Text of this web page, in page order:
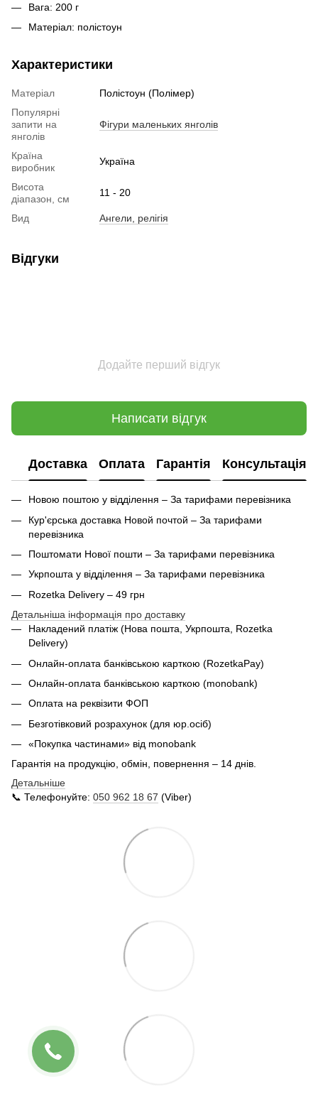
Вага: 200 г
Матеріал: полістоун
Характеристики
Матеріал
Полістоун (Полімер)
Популярні
запити на
янголів
Фігури маленьких янголів
Країна
виробник
Україна
Висота
діапазон, см
11 - 20
Вид Ангели, релігія
Відгуки
Додайте перший відгук
Написати відгук
Доставка Оплата Гарантія Консультація
Новою поштою у відділення – За тарифами перевізника
Кур'єрська доставка Новой почтой – За тарифами
перевізника
Поштомати Нової пошти – За тарифами перевізника
Укрпошта у відділення – За тарифами перевізника
Rozetka Delivery – 49 грн
Детальніша інформація про доставку
Накладений платіж (Нова пошта, Укрпошта, Rozetka
Delivery)
Онлайн-оплата банківською карткою (RozetkaPay)
Онлайн-оплата банківською карткою (monobank)
Оплата на реквізити ФОП
Безготівковий розрахунок (для юр.осіб)
«Покупка частинами» від monobank
Гарантія на продукцію, обмін, повернення – 14 днів.
Детальніше
📞 Телефонуйте: 050 962 18 67 (Viber)